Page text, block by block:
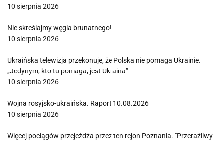
10 sierpnia 2026
Nie skreślajmy węgla brunatnego!
10 sierpnia 2026
Ukraińska telewizja przekonuje, że Polska nie pomaga Ukrainie.
„Jedynym, kto tu pomaga, jest Ukraina”
10 sierpnia 2026
Wojna rosyjsko-ukraińska. Raport 10.08.2026
10 sierpnia 2026
Więcej pociągów przejeżdża przez ten rejon Poznania. "Przeraźliwy